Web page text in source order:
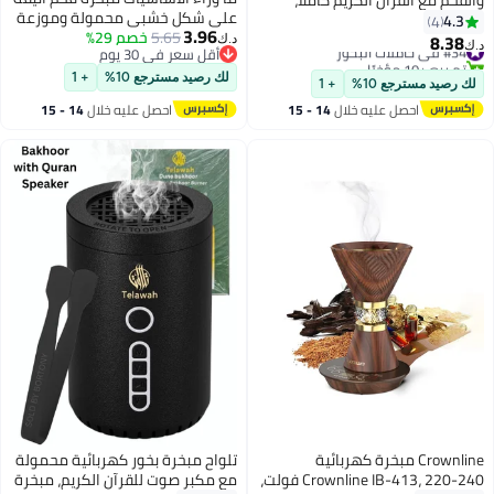
بمكبر صوت إسلامي وجهاز
عن بعد وتطبيق للتحكم عن
4.3
4
8.38
البخور
بيع +10 مؤخرًا
البخور مسترجع 10% + 1
احصل عليه خلال 14 - 15
على شكل خشبي محمولة وموزعة
للروائح مع لون نحاسي للبخور.
3.96
5.65 خصم 29%
أقل سعر في 30 يوم
أقل سعر في 30 يوم
لك رصيد مسترجع 10% + 1
احصل عليه خلال 14 - 15
Crownline مبخرة كهربائية
Crownline IB-413، 220-240 فولت،
تلواح مبخرة بخور كهربائية محمولة
مع مكبر صوت للقرآن الكريم، مبخرة